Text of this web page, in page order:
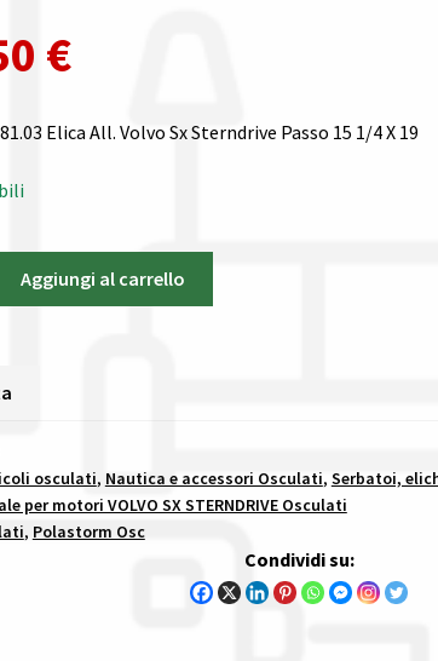
€
Elica All. Volvo Sx Sterndrive Passo 15 1/4 X 19
Aggiungi al carrello
osculati, Nautica e accessori Osculati, Serbatoi,
per motori VOLVO SX STERNDRIVE Osculati
, Polastorm Osc
Condividi su: